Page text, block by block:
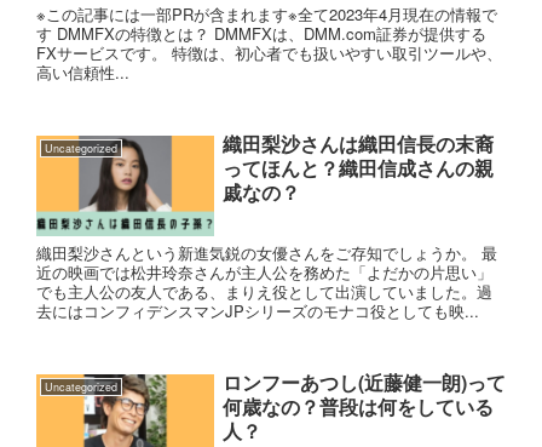
※この記事には一部PRが含まれます※全て2023年4月現在の情報で
す DMMFXの特徴とは？ DMMFXは、DMM.com証券が提供する
FXサービスです。 特徴は、初心者でも扱いやすい取引ツールや、
高い信頼性...
Uncategorized
織田梨沙さんは織田信長の末裔
ってほんと？織田信成さんの親
戚なの？
織田梨沙さんという新進気鋭の女優さんをご存知でしょうか。 最
近の映画では松井玲奈さんが主人公を務めた「よだかの片思い」
でも主人公の友人である、まりえ役として出演していました。過
去にはコンフィデンスマンJPシリーズのモナコ役としても映...
Uncategorized
ロンフーあつし(近藤健一朗)って
何歳なの？普段は何をしている
人？